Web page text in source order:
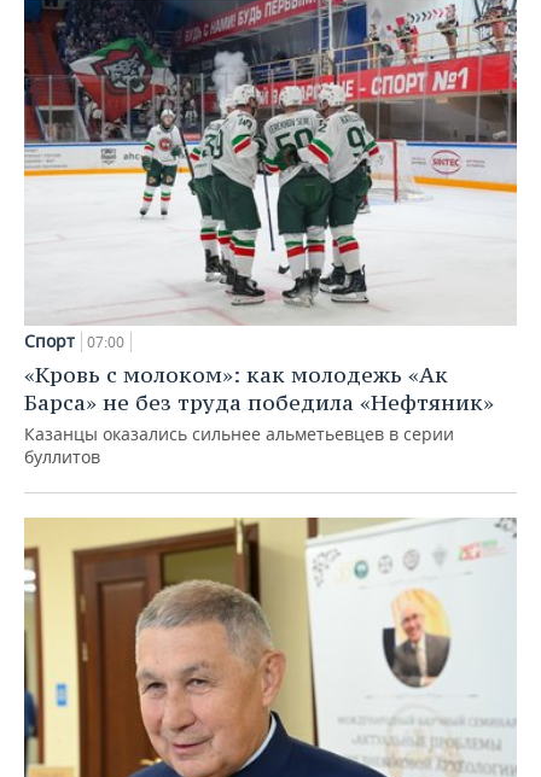
Спорт 07:00
«Кровь с молоком»: как молодежь «Ак
Барса» не без труда победила «Нефтяник»
Казанцы оказались сильнее альметьевцев в серии
буллитов